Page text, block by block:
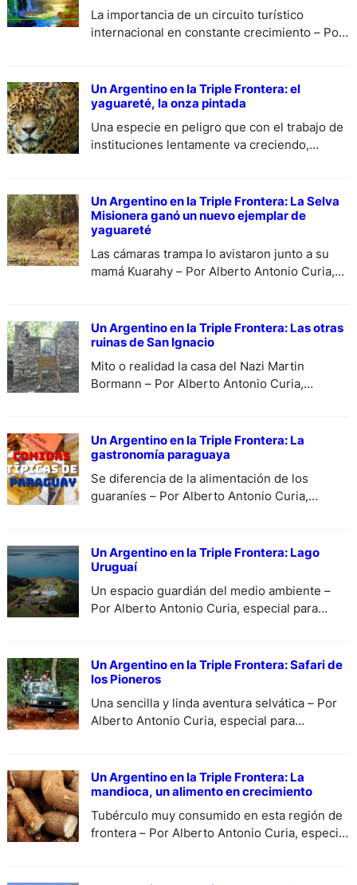
La importancia de un circuito turístico
internacional en constante crecimiento – Por
Un Argentino en la Triple Frontera: el
yaguareté, la onza pintada
Una especie en peligro que con el trabajo de
instituciones lentamente va creciendo,
Un Argentino en la Triple Frontera: La Selva
Misionera ganó un nuevo ejemplar de
yaguareté
Las cámaras trampa lo avistaron junto a su
mamá Kuarahy – Por Alberto Antonio Curia,
Un Argentino en la Triple Frontera: Las otras
ruinas de San Ignacio
Mito o realidad la casa del Nazi Martin
Bormann – Por Alberto Antonio Curia,
Un Argentino en la Triple Frontera: La
gastronomía paraguaya
Se diferencia de la alimentación de los
guaraníes – Por Alberto Antonio Curia,
Un Argentino en la Triple Frontera: Lago
Uruguaí
Un espacio guardián del medio ambiente –
Por Alberto Antonio Curia, especial para
Un Argentino en la Triple Frontera: Safari de
los Pioneros
Una sencilla y linda aventura selvática – Por
Alberto Antonio Curia, especial para
Un Argentino en la Triple Frontera: La
mandioca, un alimento en crecimiento
Tubérculo muy consumido en esta región de
frontera – Por Alberto Antonio Curia, especial